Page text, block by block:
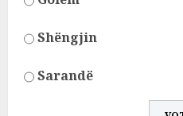
Shëngjin
Sarandë